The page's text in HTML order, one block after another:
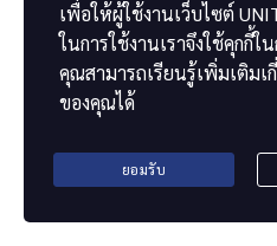
เพื่อให้ผู้ใช้งานเว็บไซต์
ในการใช้งานเราจึงใช้คุกกี้
คุณสามารถเรียนรู้เพิ่มเติมเ
ของคุณได้
ยอมรับ